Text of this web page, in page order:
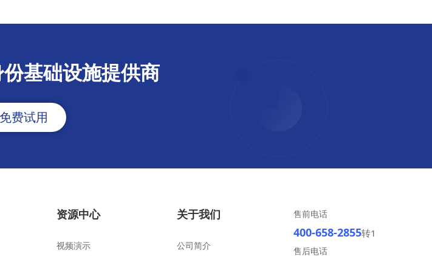
基础设施提供商
免费试用
资源中心
视频演示
关于我们
公司简介
售前电话
400-658-2855转1
售后电话